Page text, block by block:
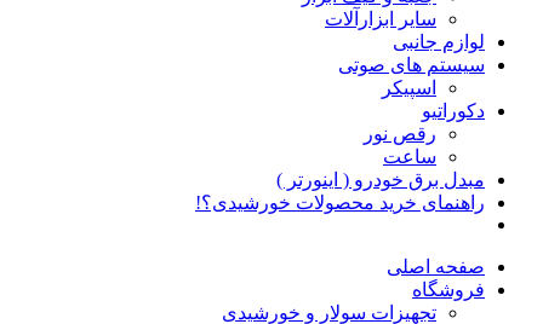
سایر ابزارآلات
لوازم جانبی
سیستم های صوتی
اسپیکر
دکوراتیو
رقص نور
ساعت
مبدل برق خودرو ( اینورتر )
راهنمای خرید محصولات خورشیدی؟!
صفحه اصلی
فروشگاه
تجهیزات سولار و خورشیدی